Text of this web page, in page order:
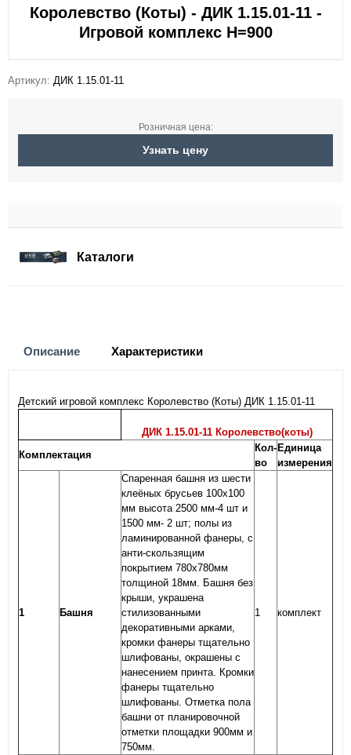
Королевство (Коты) - ДИК 1.15.01-11 -
Игровой комплекс H=900
Артикул: ДИК 1.15.01-11
Розничная цена:
Узнать цену
Каталоги
Описание Характеристики
Детский игровой комплекс Королевство (Коты) ДИК 1.15.01-11
ДИК 1.15.01-11 Королевство(коты)
Комплектация
Кол-
во
Единица
измерения
1 Башня
Спаренная башня из шести
клеёных брусьев 100х100
мм высота 2500 мм-4 шт и
1500 мм- 2 шт; полы из
ламинированной фанеры, с
анти-скользящим
покрытием 780х780мм
толщиной 18мм. Башня без
крыши, украшена
стилизованными
декоративными арками,
кромки фанеры тщательно
шлифованы, окрашены с
нанесением принта. Кромки
фанеры тщательно
шлифованы. Отметка пола
башни от планировочной
отметки площадки 900мм и
750мм.
1 комплект